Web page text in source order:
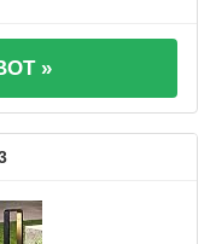
»